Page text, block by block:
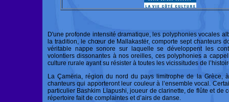
D'une profonde intensité dramatique, les polyphonies vocales
la tradition, le chœur de Mallakastër, comporte sept chanteurs
véritable nappe sonore sur laquelle se développent les
volontiers dissonantes à nos oreilles, ces polyphonies a
culture rurale ayant su résister à toutes les vicissitudes de
La Çamëria, région du nord du pays limitrophe de la Grèce,
chanteurs qui apporteront leur couleur à l’ensemble vocal.
particulier Bashkim Llapushi, joueur de clarinette, de flûte et de
répertoire fait de complaintes et d’airs de danse.